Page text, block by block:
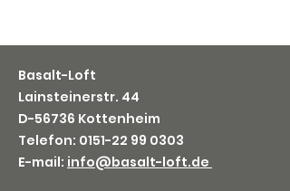
Basalt-Loft
Lainsteinerstr. 44
D-56736 Kottenheim
Telefon: 0151-22 99 0303
E-mail: info@basalt-loft.de